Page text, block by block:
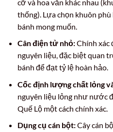
cỡ và hoa văn khác nhau
thống). Lựa chọn khuôn
bánh mong muốn.
Cân điện tử nhỏ:Chính xác
nguyên liệu, đặc biệt quan
bánh để đạt tỷ lệ hoàn hảo.
Cốc định lượng chất lỏng
nguyên liệu lỏng như nước
Quế Lộ một cách chính xác.
Dụng cụ cán bột:Cây cán